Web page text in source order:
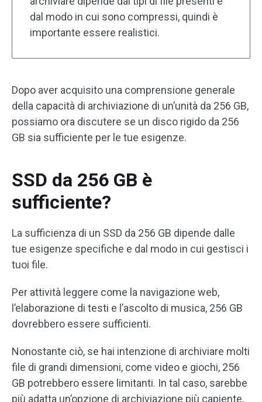
dal modo in cui sono compressi, quindi è
importante essere realistici.
Dopo aver acquisito una comprensione generale
della capacità di archiviazione di un’unità da 256 GB,
possiamo ora discutere se un disco rigido da 256
GB sia sufficiente per le tue esigenze.
SSD da 256 GB è
sufficiente?
La sufficienza di un SSD da 256 GB dipende dalle
tue esigenze specifiche e dal modo in cui gestisci i
tuoi file.
Per attività leggere come la navigazione web,
l’elaborazione di testi e l’ascolto di musica, 256 GB
dovrebbero essere sufficienti.
Nonostante ciò, se hai intenzione di archiviare molti
file di grandi dimensioni, come video e giochi, 256
GB potrebbero essere limitanti. In tal caso, sarebbe
più adatta un’opzione di archiviazione più capiente,